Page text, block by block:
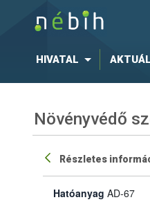
HIVATAL
Növényvédő
Részletes
Hatóanyag AD-67